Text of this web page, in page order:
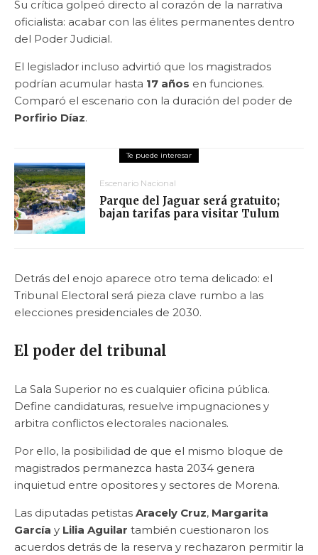
Su crítica golpeó directo al corazón de la narrativa
oficialista: acabar con las élites permanentes dentro
del Poder Judicial.
El legislador incluso advirtió que los magistrados
podrían acumular hasta 17 años en funciones.
Comparó el escenario con la duración del poder de
Porfirio Díaz.
Escenario Nacional
Parque del Jaguar será gratuito;
bajan tarifas para visitar Tulum
Detrás del enojo aparece otro tema delicado: el
Tribunal Electoral será pieza clave rumbo a las
elecciones presidenciales de 2030.
El poder del tribunal
La Sala Superior no es cualquier oficina pública.
Define candidaturas, resuelve impugnaciones y
arbitra conflictos electorales nacionales.
Por ello, la posibilidad de que el mismo bloque de
magistrados permanezca hasta 2034 genera
inquietud entre opositores y sectores de Morena.
Las diputadas petistas Aracely Cruz, Margarita
García y Lilia Aguilar también cuestionaron los
acuerdos detrás de la reserva y rechazaron permitir la